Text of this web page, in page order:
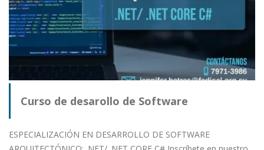
Curso de desarollo de Software
ESPECIALIZACIÓN EN DESARROLLO DE SOFTWARE